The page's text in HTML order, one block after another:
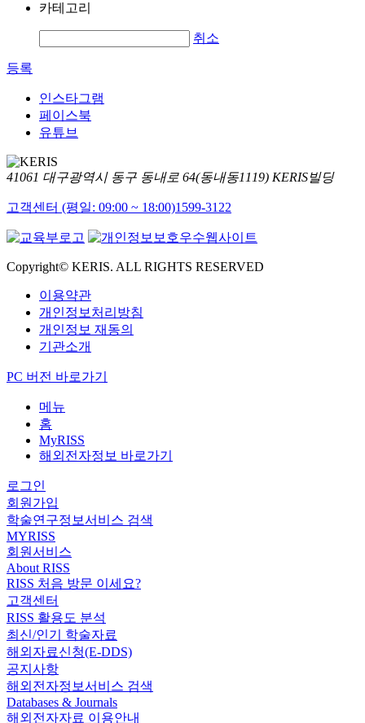
카테고리
취소
등록
인스타그램
페이스북
유튜브
41061 대구광역시 동구 동내로 64(동내동1119) KERIS빌딩
고객센터 (평일: 09:00 ~ 18:00)1599-3122
Copyright© KERIS. ALL RIGHTS RESERVED
이용약관
개인정보처리방침
개인정보 재동의
기관소개
PC 버전 바로가기
메뉴
홈
MyRISS
해외전자정보 바로가기
로그인
회원가입
학술연구정보서비스 검색
MYRISS
회원서비스
About RISS
RISS 처음 방문 이세요?
고객센터
RISS 활용도 분석
최신/인기 학술자료
해외자료신청(E-DDS)
공지사항
해외전자정보서비스 검색
Databases & Journals
해외전자자료 이용안내